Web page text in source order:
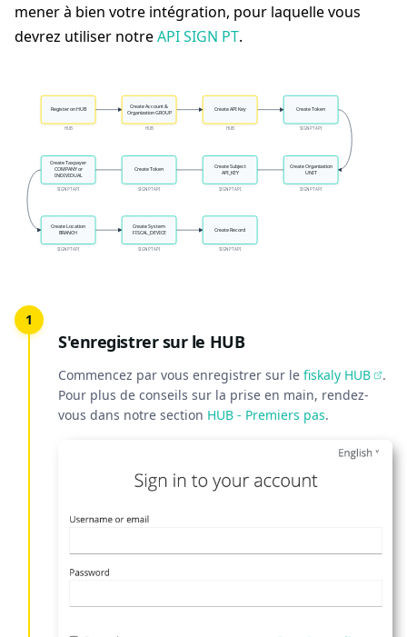
mener à bien votre intégration, pour laquelle vous
devrez utiliser notreAPI SIGN PT.
Register on HUB
HUB
Create Account &
Organization GROUP
HUB
Create API Key
HUB
Create Token
SIGN PT API
Create Organization
UNIT
SIGN PT API
Create Subject
API_KEY
SIGN PT API
Create Token
SIGN PT API
Create Taxpayer
COMPANY or
INDIVIDUAL
SIGN PT API
Create Location
BRANCH
SIGN PT API
Create System
FISCAL_DEVICE
SIGN PT API
Create Record
SIGN PT API
S'enregistrer sur le HUB
Commencez par vous enregistrer sur le fiskaly HUB
.
Pour plus de conseils sur la prise en main, rendez-
vous dans notre section HUB - Premiers pas.